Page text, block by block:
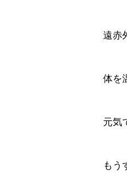
遠赤
体を
元気
もう